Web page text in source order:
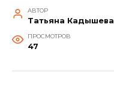
АВТОР
Татьяна Кадышева
ПРОСМОТРОВ
47